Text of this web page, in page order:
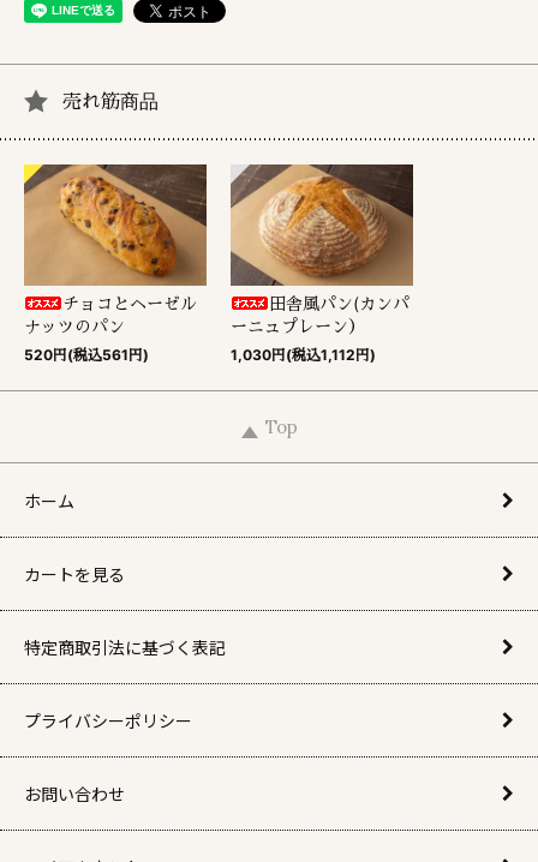
売れ筋商品
チョコとヘーゼル
ナッツのパン
520円(税込561円)
田舎風パン(カンパ
ーニュプレーン）
1,030円(税込1,112円)
Top
ホーム
カートを見る
特定商取引法に基づく表記
プライバシーポリシー
お問い合わせ